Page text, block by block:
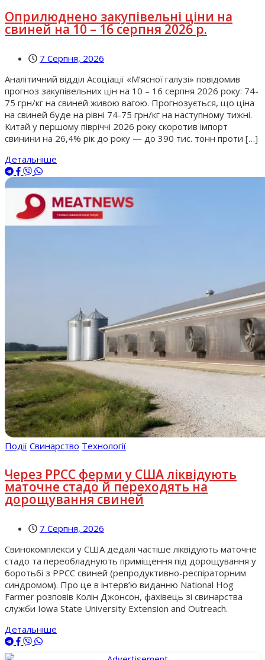
Оприлюднено закупівельні ціни на
свиней на 10 – 16 серпня 2026 р.
7 Серпня, 2026
Аналітичний відділ Асоціації «М’ясної галузі» повідомив
прогноз закупівельних цін на 10 – 16 серпня 2026 року: 74-
75 грн/кг на свиней живою вагою. Прогнозується, що ціна
на свиней буде на рівні 74-75 грн/кг на наступному тижні.
Китай у першому півріччі 2026 року скоротив імпорт
свинини на 26,4% рік до року — до 390 тис. тонн проти […]
Детальніше
Події Свинарство Технології
Через РРСС ферми у США ліквідують
маточне стадо й переходять на
дорощування свиней
7 Серпня, 2026
Свинокомплекси у США дедалі частіше ліквідують маточне
стадо та переобладнують приміщення під дорощування у
боротьбі з РРСС свиней (репродуктивно-респіраторним
синдромом). Про це в інтерв’ю виданню National Hog
Farmer розповів Колін Джонсон, фахівець зі свинарства
служби Iowa State University Extension and Outreach.
Детальніше